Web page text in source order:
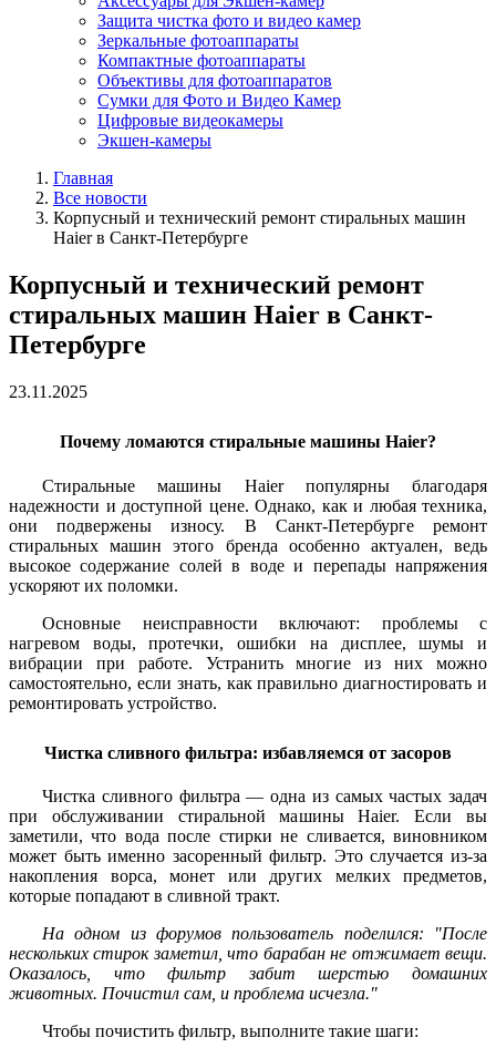
Защита чистка фото и видео камер
Зеркальные фотоаппараты
Компактные фотоаппараты
Объективы для фотоаппаратов
Сумки для Фото и Видео Камер
Цифровые видеокамеры
Экшен-камеры
Главная
Все новости
Корпусный и технический ремонт стиральных машин
Haier в Санкт-Петербурге
Корпусный и технический ремонт
стиральных машин Haier в Санкт-
Петербурге
23.11.2025
Почему ломаются стиральные машины Haier?
Стиральные машины Haier популярны благодаря
надежности и доступной цене. Однако, как и любая техника,
они подвержены износу. В Санкт-Петербурге ремонт
стиральных машин этого бренда особенно актуален, ведь
высокое содержание солей в воде и перепады напряжения
ускоряют их поломки.
Основные неисправности включают: проблемы с
нагревом воды, протечки, ошибки на дисплее, шумы и
вибрации при работе. Устранить многие из них можно
самостоятельно, если знать, как правильно диагностировать и
ремонтировать устройство.
Чистка сливного фильтра: избавляемся от засоров
Чистка сливного фильтра — одна из самых частых задач
при обслуживании стиральной машины Haier. Если вы
заметили, что вода после стирки не сливается, виновником
может быть именно засоренный фильтр. Это случается из-за
накопления ворса, монет или других мелких предметов,
которые попадают в сливной тракт.
На одном из форумов пользователь поделился: "После
нескольких стирок заметил, что барабан не отжимает вещи.
Оказалось, что фильтр забит шерстью домашних
животных. Почистил сам, и проблема исчезла."
Чтобы почистить фильтр, выполните такие шаги: